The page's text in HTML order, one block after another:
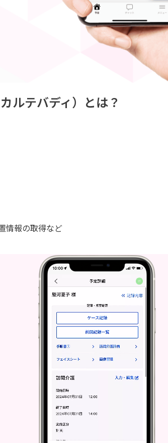
ルテバディ） とは？
情報の取得など